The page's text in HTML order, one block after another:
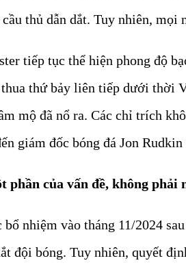
cầu thủ dẫn dắt. Tuy nhiên,
tiếp tục thể hiện phong độ
thứ bảy liên tiếp dưới thời
mộ đã nổ ra. Các chỉ trích
giám đốc bóng đá Jon
phần của vấn đề, không phải
nhiệm vào tháng 11/2024
đội bóng. Tuy nhiên, quyết